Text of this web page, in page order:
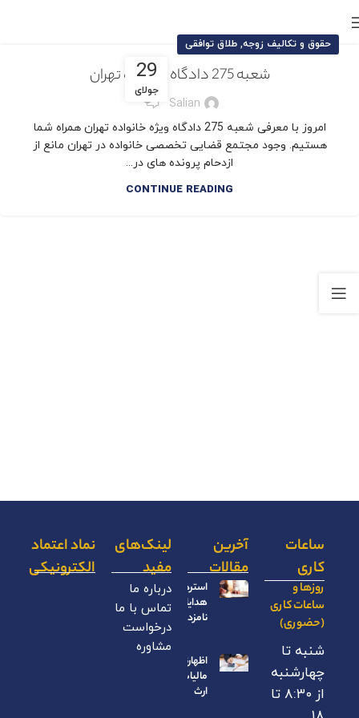
29
جولای
حقوق و تکالیف زوجه, طلاق توافقی
شعبه 275 دادگاه خانواده تهران
Salian
0
امروز با معرفی شعبه 275 دادگاه ویژه خانواده تهران همراه شما
هستیم. وجود مجتمع قضایی تخصصی خانواده در تهران مانع از
ازدحام پرونده های در...
CONTINUE READING
ساعات
کاری
روزها و
ساعات کاری
(حضوری)
شنبه تا
چهارشنبه
از ۸:۳۰ تا
آخرین
مقالات
استرداد
هدایای
نامزدی
اظهارنامه
مالیات بر
ارث
لینک‌های
مفید
درباره ما
تماس با ما
درخواست
مشاوره
نماد اعتماد
الکترونیکی